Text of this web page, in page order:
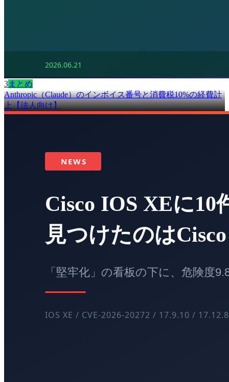
3まとめ
Anthropic（Claude）のインボイス番号と消費税10%の経費計
上【法人向け】